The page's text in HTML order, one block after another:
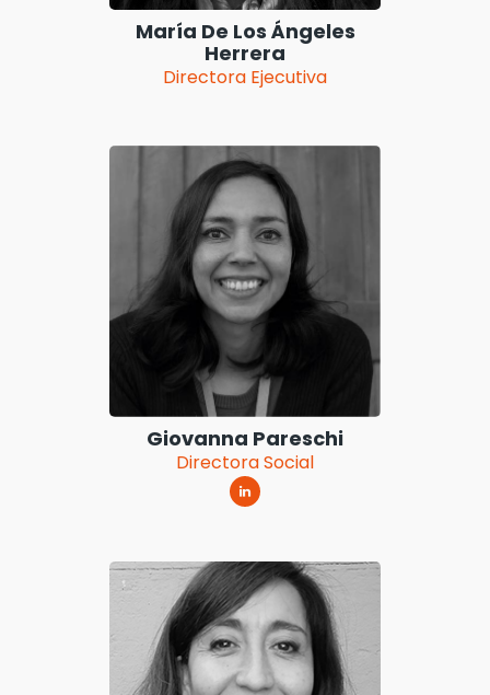
María De Los Ángeles
Herrera
Directora Ejecutiva
Giovanna Pareschi
Directora Social